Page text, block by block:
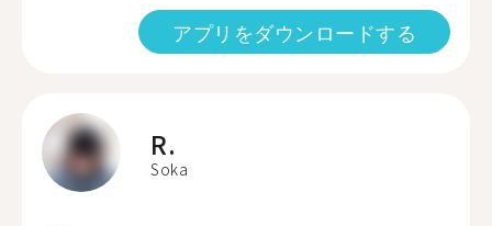
アプリをダウンロードする
R.
Soka